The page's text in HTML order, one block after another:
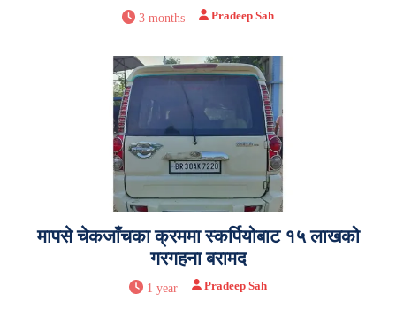
3 months Pradeep Sah
मापसे चेकजाँचका क्रममा स्कर्पियोबाट १५ लाखको
गरगहना बरामद
1 year Pradeep Sah